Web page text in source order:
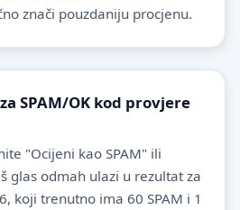
znači pouzdaniju procjenu.
SPAM/OK kod provjere
"Ocijeni kao SPAM" ili
glas odmah ulazi u rezultat za
koji trenutno ima 60 SPAM i 1